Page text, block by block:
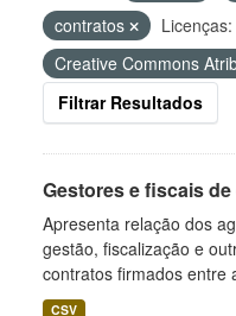
contratos
Licenças:
Creative Commons
Filtrar Resultados
Gestores e fiscais
Apresenta relação dos
gestão, fiscalização e
contratos firmados entre
CSV